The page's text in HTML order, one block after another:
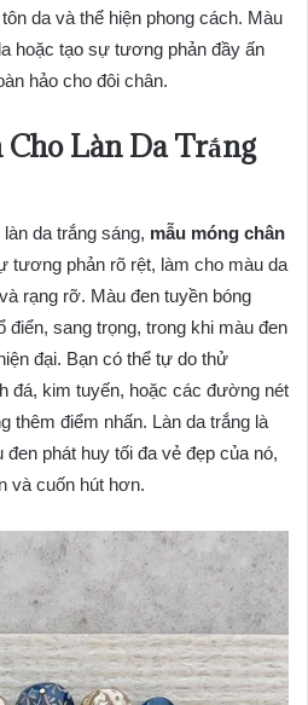
da và thể hiện phong cách. Màu
hoặc tạo sự tương phản đầy ấn
hảo cho đôi chân.
Làn Da Trắng
da trắng sáng, mẫu móng chân
tương phản rõ rệt, làm cho màu da
rạng rỡ. Màu đen tuyền bóng
điển, sang trọng, trong khi màu đen
đại. Bạn có thể tự do thử
đá, kim tuyến, hoặc các đường nét
thêm điểm nhấn. Làn da trắng là
đen phát huy tối đa vẻ đẹp của nó,
và cuốn hút hơn.